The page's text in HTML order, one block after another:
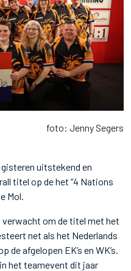
foto: Jenny Segers
uitstekend en
titel op de het “4 Nations
Mol.
om de titel met het
net als het Nederlands
afgelopen EK’s en WK’s.
het teamevent dit jaar